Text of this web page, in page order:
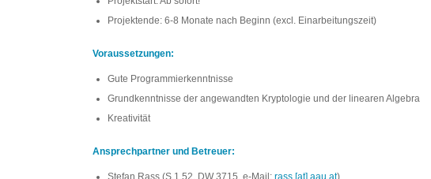
Projektende: 6-8 Monate nach Beginn (excl. Einarbeitungszeit)
Voraussetzungen:
Gute Programmierkenntnisse
Grundkenntnisse der angewandten Kryptologie und der linearen Algebra
Kreativität
Ansprechpartner und Betreuer:
Stefan Rass (S.1.52, DW 3715, e-Mail:rass [at] aau.at)